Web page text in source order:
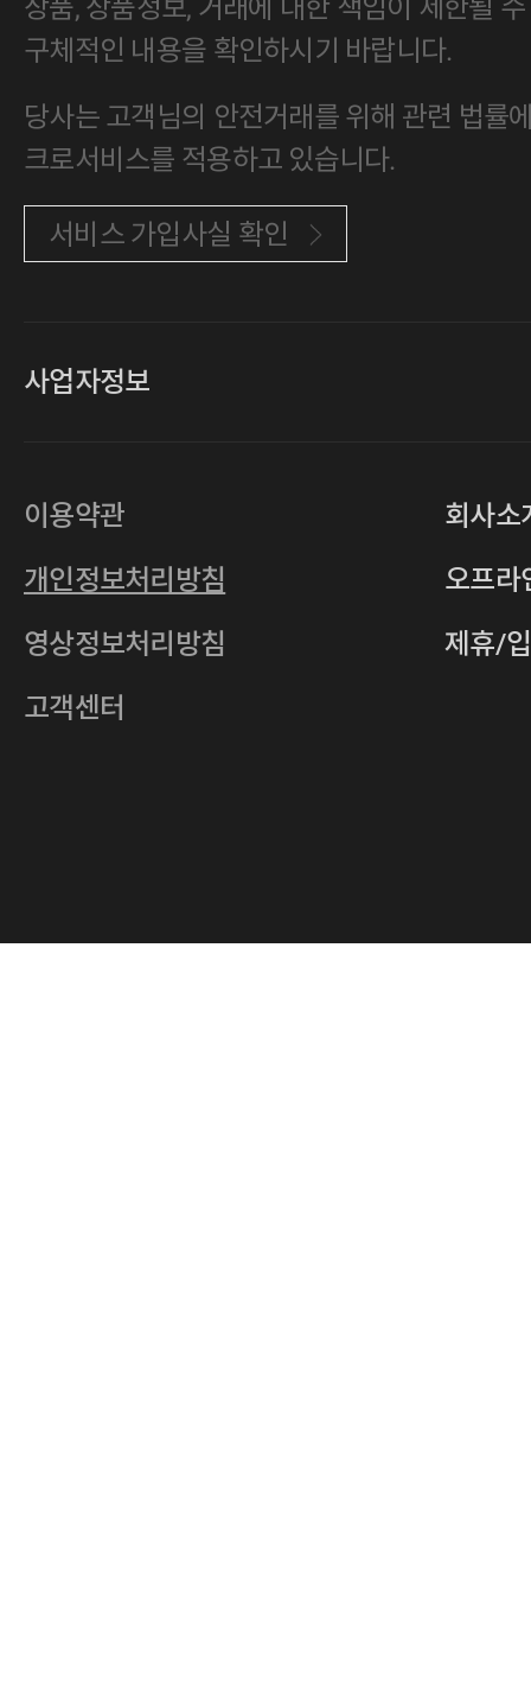
상품, 상품정보, 거래에 대한 책임이 제한될
구체적인 내용을 확인하시기 바랍니다.
당사는 고객님의 안전거래를 위해 관련 법률
크로서비스를 적용하고 있습니다.
서비스 가입사실 확인
사업자정보
사업자등록번호
통신판매업 2011-서울중구-0149
주소 서울특별시 중구 다산로14길 12 (신당
호스팅사업자
이용약관
개인정보처리방침
영상정보처리방침
고객센터
회사소
오프라
제휴/